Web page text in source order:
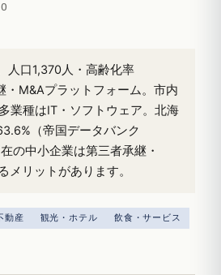
人口1,370人・高齢化率
・M&Aプラットフォーム。市内
業種はIT・ソフトウェア。北海
（帝国データバンク
の中小企業は第三者承継・
メリットがあります。
動産 観光・ホテル 飲食・サービス